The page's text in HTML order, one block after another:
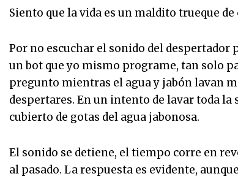
Siento que la vida es un maldito trueque
Por no escuchar el sonido del despertador
un bot que yo mismo programe, tan solo
pregunto mientras el agua y jabón lavan
despertares. En un intento de lavar toda la
cubierto de gotas del agua jabonosa.
El sonido se detiene, el tiempo corre en
al pasado. La respuesta es evidente,